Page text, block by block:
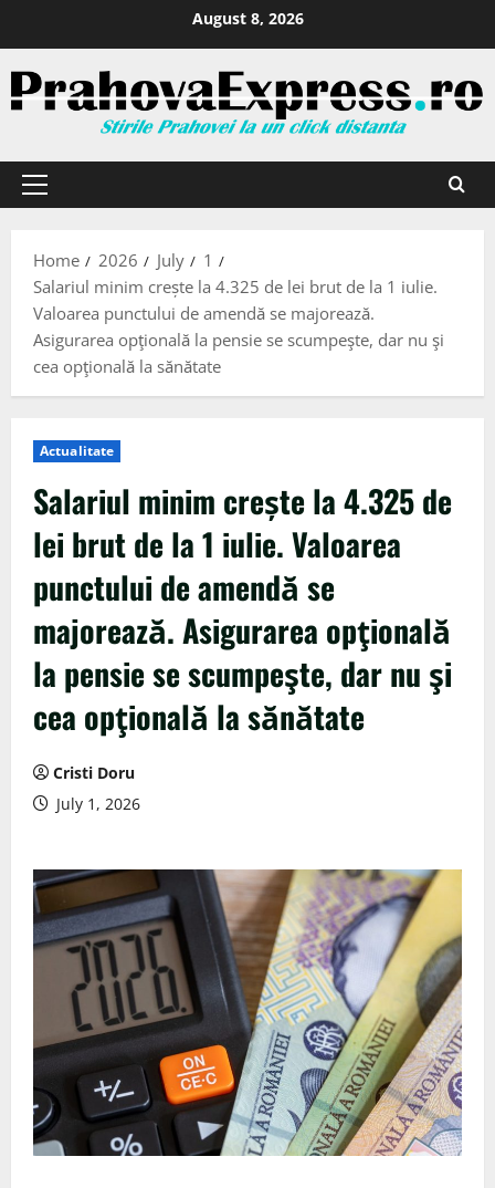
August 8, 2026
Home 2026 July
1
Salariul minim crește la 4.325 de lei brut de la 1 iulie.
Valoarea punctului de amendă se majorează.
Asigurarea opţională la pensie se scumpeşte, dar nu şi
cea opţională la sănătate
Actualitate
Salariul minim crește la 4.325 de
lei brut de la 1 iulie. Valoarea
punctului de amendă se
majorează. Asigurarea opţională
la pensie se scumpeşte, dar nu şi
cea opţională la sănătate
Cristi Doru
July 1, 2026